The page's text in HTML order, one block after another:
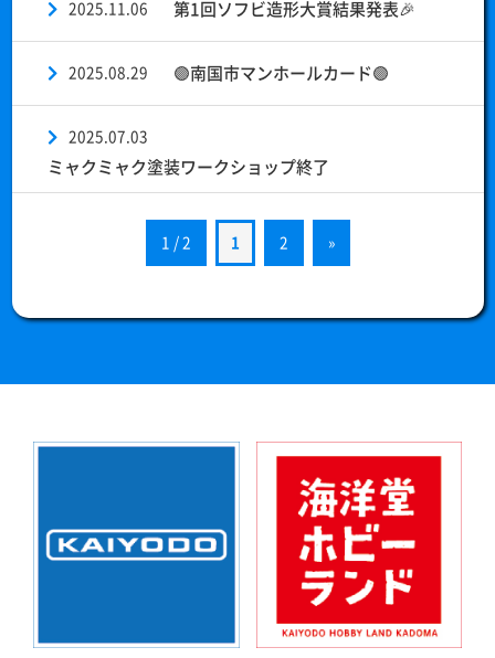
2025.11.06 第1回ソフビ造形大賞結果発表🎉
2025.08.29 🟣南国市マンホールカード🟣
2025.07.03
ミャクミャク塗装ワークショップ終了
1 / 2 1 2 »